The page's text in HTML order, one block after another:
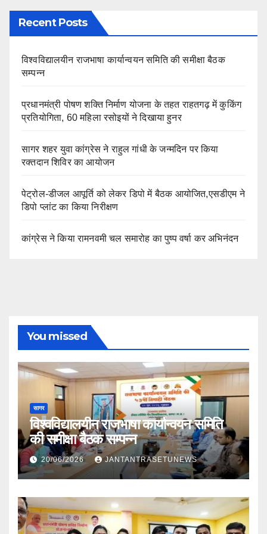
Recent Posts
विश्वविद्यालयीन राजभाषा कार्यान्वयन समिति की समीक्षा बैठक
सम्पन्न
प्रधानमंत्री पोषण शक्ति निर्माण योजना के तहत राहतगढ़ में कुकिंग
प्रतियोगिता, 60 महिला रसोइयों ने दिखाया हुनर
सागर शहर युवा कांग्रेस ने राहुल गांधी के जन्मदिन पर किया
रक्तदान शिविर का आयोजन
पेट्रोल-डीजल आपूर्ति को लेकर डिपो में बैठक आयोजित,एसडीएम ने
डिपो प्लांट का किया निरीक्षण
कांग्रेस ने किया रामनवमी चल समारोह का पुष्प वर्षा कर अभिनंदन
You missed
सागर
विश्वविद्यालयीन राजभाषा कार्यान्वयन समिति
की समीक्षा बैठक सम्पन्न
20/06/2026 JANTANTRASETUNEWS